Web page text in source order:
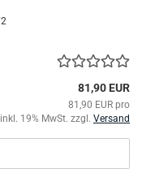
81,90 EUR
81,90 EUR pro
inkl. 19% MwSt. zzgl. Versand